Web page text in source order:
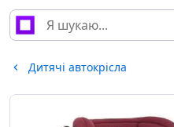
Дитячі автокрісла